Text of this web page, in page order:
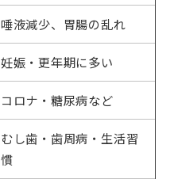
唾液減少、胃腸の乱れ
妊娠・更年期に多い
コロナ・糖尿病など
むし歯・歯周病・生活習
慣